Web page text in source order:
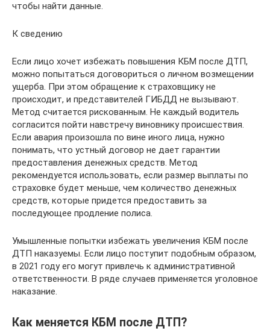
чтобы найти данные.
К сведению
Если лицо хочет избежать повышения КБМ после ДТП,
можно попытаться договориться о личном возмещении
ущерба. При этом обращение к страховщику не
происходит, и представителей ГИБДД не вызывают.
Метод считается рискованным. Не каждый водитель
согласится пойти навстречу виновнику происшествия.
Если авария произошла по вине иного лица, нужно
понимать, что устный договор не дает гарантии
предоставления денежных средств. Метод
рекомендуется использовать, если размер выплаты по
страховке будет меньше, чем количество денежных
средств, которые придется предоставить за
последующее продление полиса.
Умышленные попытки избежать увеличения КБМ после
ДТП наказуемы. Если лицо поступит подобным образом,
в 2021 году его могут привлечь к административной
ответственности. В ряде случаев применяется уголовное
наказание.
Как меняется КБМ после ДТП?